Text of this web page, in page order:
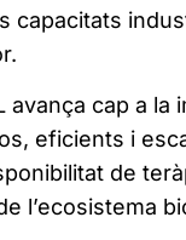
capacitats
avança cap a la
eficients i
de
l’ecosistema